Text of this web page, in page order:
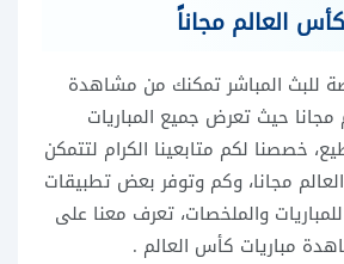
العالم مجاناً
للبث المباشر تمكنك من مشاهدة
مجانا حيث تعرض جميع المباريات
خصصنا لكم متابعينا الكرام لتتمكن
مجانا، وكم وتوفر بعض تطبيقات
والملخصات، تعرف معنا على
مباريات كأس العالم .